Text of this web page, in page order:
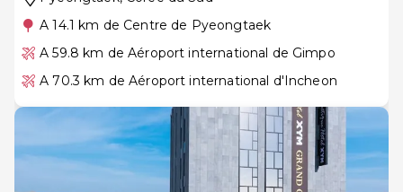
A 14.1 km de Centre de Pyeongtaek
A 59.8 km de Aéroport international de Gimpo
A 70.3 km de Aéroport international d'Incheon